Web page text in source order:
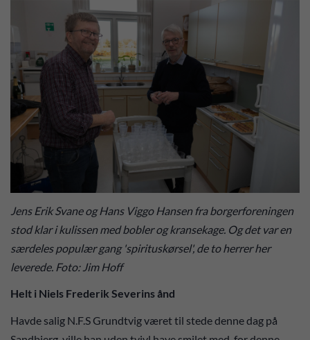
Jens Erik Svane og Hans Viggo Hansen fra borgerforeningen
stod klar i kulissen med bobler og kransekage. Og det var en
særdeles populær gang 'spirituskørsel', de to herrer her
leverede. Foto: Jim Hoff
Helt i Niels Frederik Severins ånd
Havde salig N.F.S Grundtvig været til stede denne dag på